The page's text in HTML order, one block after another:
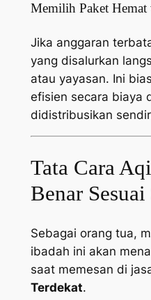
Memilih Paket Hemat
Jika anggaran
yang disalurkan
atau yayasan. Ini
efisien secara biaya
didistribusikan
Tata Cara
Benar
Sebagai orang tua,
ibadah ini akan
saat memesan di
Terdekat.